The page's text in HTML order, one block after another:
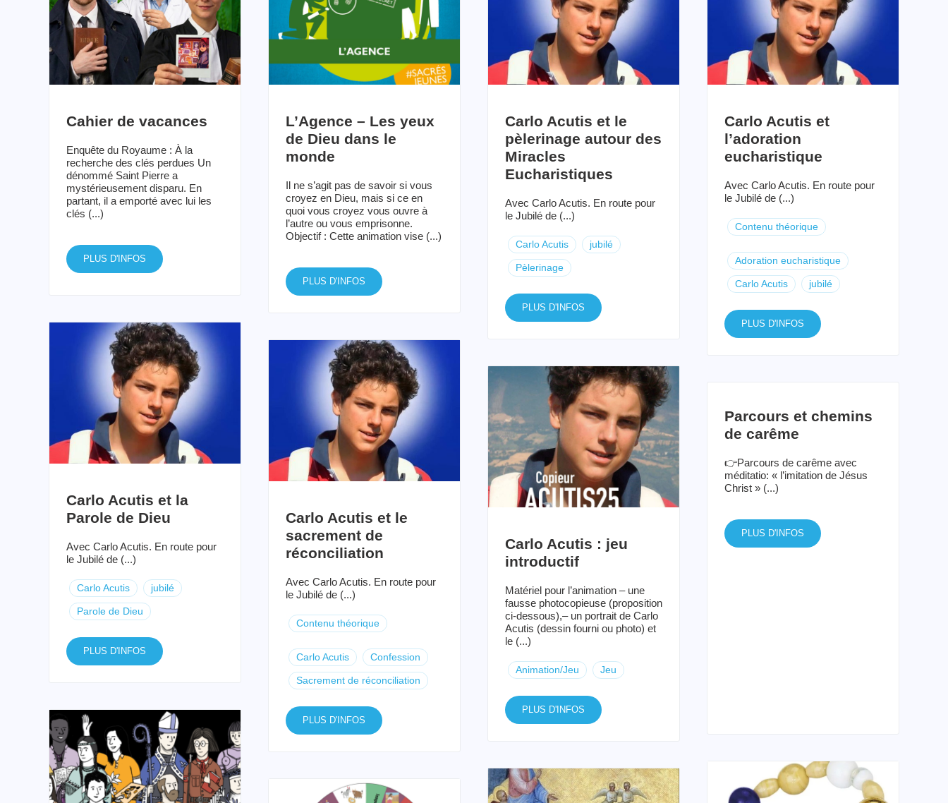
WhatsApp pour les
jeunes pros du BwCahier de vacances
Enquête du Royaume : À la
recherche des clés perdues Un
dénommé Saint Pierre a
mystérieusement disparu. En
partant, il a emporté avec lui les
clés (...)
PLUS D'INFOS
L’Agence – Les yeux
de Dieu dans le
monde
Il ne s’agit pas de savoir si vous
croyez en Dieu, mais si ce en
quoi vous croyez vous ouvre à
l’autre ou vous emprisonne.
Objectif : Cette animation vise (...)
PLUS D'INFOS
Carlo Acutis et le
pèlerinage autour des
Miracles
Eucharistiques
Avec Carlo Acutis. En route pour
le Jubilé de (...)
Carlo Acutis jubilé
Pèlerinage
PLUS D'INFOS
Carlo Acutis et
l’adoration
eucharistique
Avec Carlo Acutis. En route pour
le Jubilé de (...)
Contenu théorique
Adoration eucharistique
Carlo Acutis jubilé
PLUS D'INFOS
Carlo Acutis et la
Parole de Dieu
Avec Carlo Acutis. En route pour
le Jubilé de (...)
Carlo Acutis jubilé
Parole de Dieu
PLUS D'INFOS
Carlo Acutis et le
sacrement de
réconciliation
Avec Carlo Acutis. En route pour
le Jubilé de (...)
Contenu théorique
Carlo Acutis Confession
Sacrement de réconciliation
PLUS D'INFOS
Carlo Acutis : jeu
introductif
Matériel pour l’animation – une
fausse photocopieuse (proposition
ci-dessous),– un portrait de Carlo
Acutis (dessin fourni ou photo) et
le (...)
Animation/Jeu Jeu
PLUS D'INFOS
Parcours et chemins
de carême
👉Parcours de carême avec
méditatio: « l’imitation de Jésus
Christ » (...)
PLUS D'INFOS